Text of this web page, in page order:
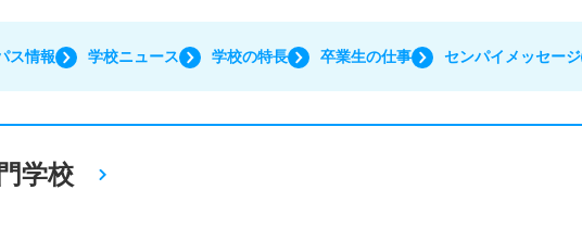
ス情報 学校ニュース 学校の特長 卒業生の仕事 センパイメッセージ
学校